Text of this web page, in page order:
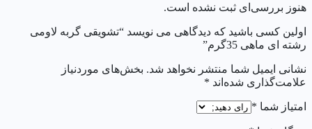
هنوز بررسی‌ای ثبت نشده است.
اولین کسی باشید که دیدگاهی می نویسد “تشویقی گربه لاومی
رشته ای ماهی 35گرم”
نشانی ایمیل شما منتشر نخواهد شد. بخش‌های موردنیاز
علامت‌گذاری شده‌اند *
امتیاز شما *